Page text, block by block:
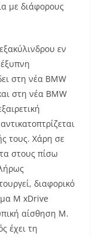
με διάφορους
εν
στη νέα BMW
στη νέα BMW
τους. Χάρη σε
στους πίσω
διαφορικό
M xDrive
αίσθηση M.
έχει τη